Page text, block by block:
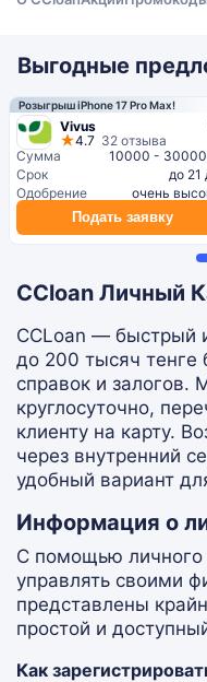
Выгодные
Розыгрыш iPhone 17 Pro Max!
Vivus
4.7 32 отзыва
Сумма
10000 -
Срок
до 21
Одобрение
очень
Подать заявку
CCloan Личный
ССLoan — быстрый
до 200 тысяч тенге
справок и залогов.
круглосуточно,
клиенту на карту.
через внутренний
удобный вариант
Информация о
С помощью
управлять своими
представлены
простой и
Как